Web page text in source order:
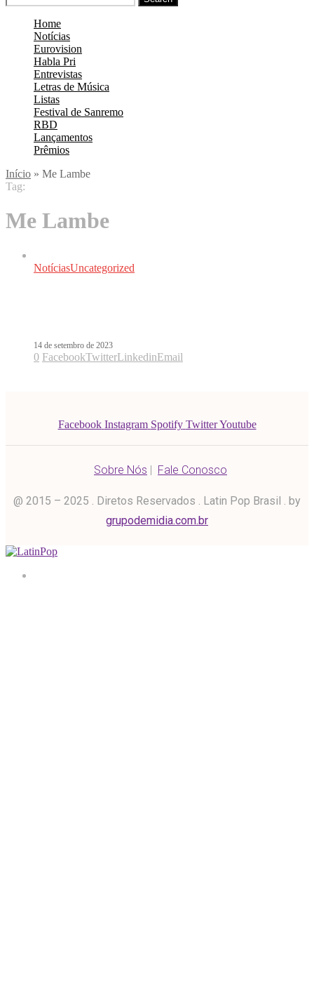
Home
Notícias
Eurovision
Habla Pri
Entrevistas
Letras de Música
Listas
Festival de Sanremo
RBD
Lançamentos
Prêmios
Início » Me Lambe
Tag:
Me Lambe
NotíciasUncategorized
14 de setembro de 2023
0 FacebookTwitterLinkedinEmail
Facebook Instagram Spotify Twitter Youtube
Sobre Nós | Fale Conosco
@ 2015 – 2025 . Diretos Reservados . Latin Pop Brasil . by
grupodemidia.com.br